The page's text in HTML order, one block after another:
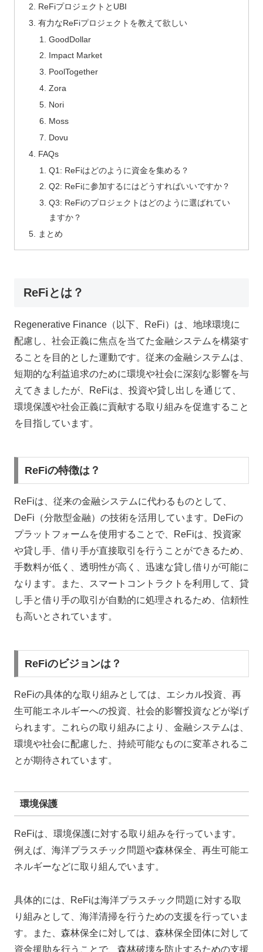
ReFiプロジェクトとUBI
有力なReFiプロジェクトを教えて欲しい
GoodDollar
Impact Market
PoolTogether
Zora
Nori
Moss
Dovu
FAQs
Q1: ReFiはどのように資金を集める？
Q2: ReFiに参加するにはどうすればいいですか？
Q3: ReFiのプロジェクトはどのように選ばれてい
ますか？
まとめ
ReFiとは？
Regenerative Finance（以下、ReFi）は、地球環境に
配慮し、社会正義に焦点を当てた金融システムを構築す
ることを目的とした運動です。従来の金融システムは、
短期的な利益追求のために環境や社会に深刻な影響を与
えてきましたが、ReFiは、投資や貸し出しを通じて、
環境保護や社会正義に貢献する取り組みを促進すること
を目指しています。
ReFiの特徴は？
ReFiは、従来の金融システムに代わるものとして、
DeFi（分散型金融）の技術を活用しています。DeFiの
プラットフォームを使用することで、ReFiは、投資家
や貸し手、借り手が直接取引を行うことができるため、
手数料が低く、透明性が高く、迅速な貸し借りが可能に
なります。また、スマートコントラクトを利用して、貸
し手と借り手の取引が自動的に処理されるため、信頼性
も高いとされています。
ReFiのビジョンは？
ReFiの具体的な取り組みとしては、エシカル投資、再
生可能エネルギーへの投資、社会的影響投資などが挙げ
られます。これらの取り組みにより、金融システムは、
環境や社会に配慮した、持続可能なものに変革されるこ
とが期待されています。
環境保護
ReFiは、環境保護に対する取り組みを行っています。
例えば、海洋プラスチック問題や森林保全、再生可能エ
ネルギーなどに取り組んでいます。
具体的には、ReFiは海洋プラスチック問題に対する取
り組みとして、海洋清掃を行うための支援を行っていま
す。また、森林保全に対しては、森林保全団体に対して
資金援助を行うことで、森林破壊を防止するための支援